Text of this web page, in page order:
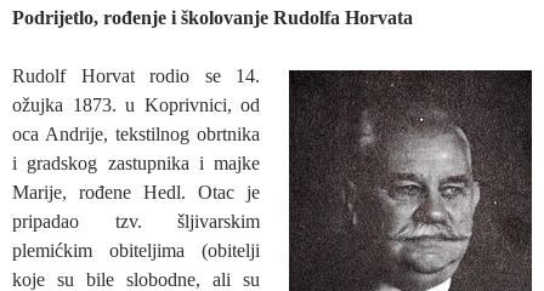
Podrijetlo, rođenje i školovanje Rudolfa Horvata
Rudolf Horvat rodio se 14.
ožujka 1873. u Koprivnici, od
oca Andrije, tekstilnog obrtnika
i gradskog zastupnika i majke
Marije, rođene Hedl. Otac je
pripadao tzv. šljivarskim
plemićkim obiteljima (obitelji
koje su bile slobodne, ali su